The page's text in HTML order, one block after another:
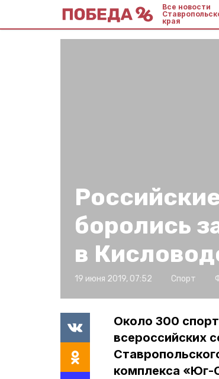
Все новости
края
боролись
в
19 июня 2019, 07:52 Спорт
Около 300
всероссийских
комплекса «Юг-